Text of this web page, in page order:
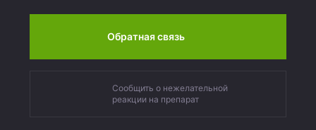
Обратная связь
Сообщить о нежелательной
реакции на препарат